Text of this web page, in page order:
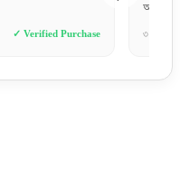
✓ Verified Purchase ৩ দিন আগে